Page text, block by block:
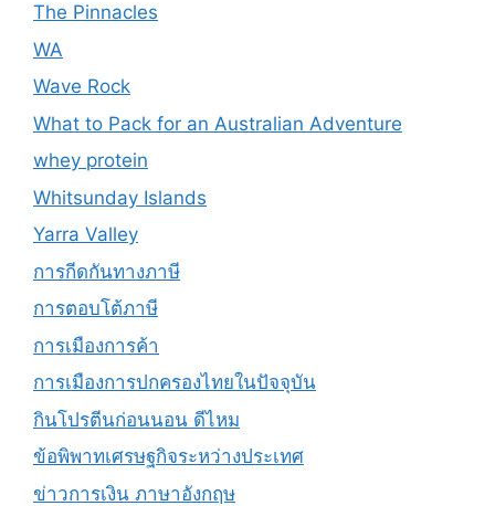
The Pinnacles
WA
Wave Rock
What to Pack for an Australian Adventure
whey protein
Whitsunday Islands
Yarra Valley
การกีดกันทางภาษี
การตอบโต้ภาษี
การเมืองการค้า
การเมืองการปกครองไทยในปัจจุบัน
กินโปรตีนก่อนนอน ดีไหม
ข้อพิพาทเศรษฐกิจระหว่างประเทศ
ข่าวการเงิน ภาษาอังกฤษ